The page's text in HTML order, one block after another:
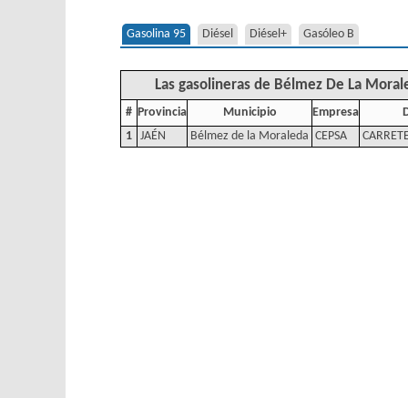
Gasolina 95 Diésel Diésel+ Gasóleo B
Las gasolineras de Bélmez De La
# Provincia Municipio Empresa
1 JAÉN Bélmez de la Moraleda CEPSA